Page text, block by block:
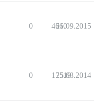
0 4660
21.09.2015
0 17519
25.08.2014